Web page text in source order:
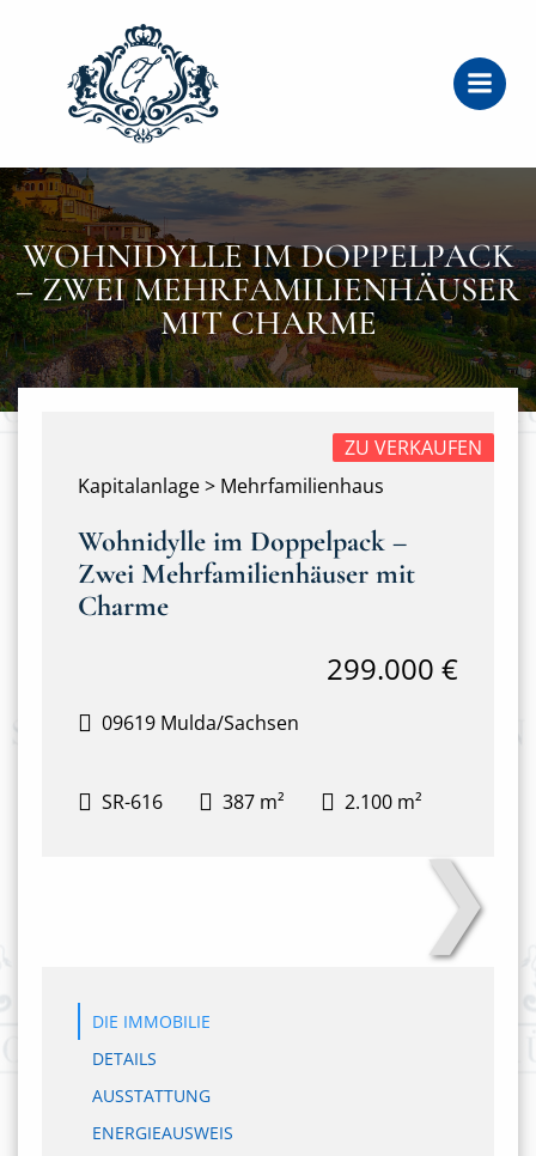
WOHNIDYLLE IM DOPPELPACK
– ZWEI MEHRFAMILIENHÄUSER
MIT CHARME
Kapitalanlage > Mehrfamilienhaus
ZU VERKAUFEN
Wohnidylle im Doppelpack –
Zwei Mehrfamilienhäuser mit
Charme
09619 Mulda/Sachsen
299.000 €
SR-616 387 m² 2.100 m²
❯
DIE IMMOBILIE
DETAILS
AUSSTATTUNG
ENERGIEAUSWEIS